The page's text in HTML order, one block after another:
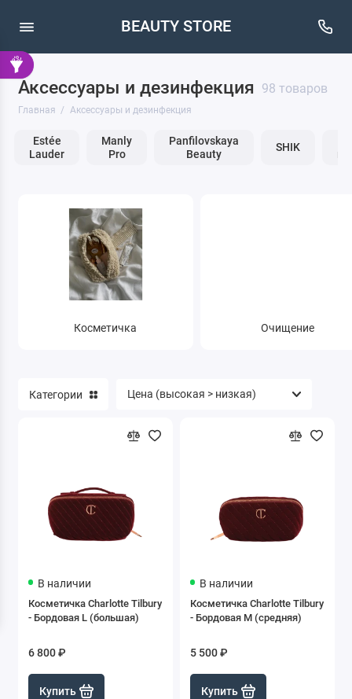
BEAUTY STORE
Аксессуары и дезинфекция 98 товаров
Главная Аксессуары и дезинфекция
Estée
Lauder
Manly
Pro
Panfilovskaya
Beauty
SHIK
Косметичка
Разбавитель
Шпателя для воска
Антисептик
Зажимы для ресниц (керлеры)
Органайзеры
Спонжи
Косметичка Очищение
Категории
В наличии
Косметичка Charlotte Tilbury
- Бордовая L (большая)
6 800 ₽
Купить
В наличии
Косметичка Charlotte Tilbury
- Бордовая M (средняя)
5 500 ₽
Купить